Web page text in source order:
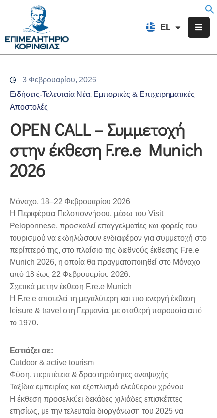
EL
FR
Επιμελητήριο
Υπηρεσίες
Προγράμματα
Δράσεις
Εκδηλώσεις
Επικοινωνία
3 Φεβρουαρίου, 2026
Ειδήσεις-Τελευταία Νέα Εμπορικές & Επιχειρηματικές
Αποστολές
OPEN CALL – Συμμετοχή
στην έκθεση F.re.e Munich
2026
Μόναχο, 18–22 Φεβρουαρίου 2026
Η Περιφέρεια Πελοποννήσου, μέσω του Visit
Peloponnese, προσκαλεί επαγγελματίες και φορείς του
τουρισμού να εκδηλώσουν ενδιαφέρον για συμμετοχή στο
περίπτερό της, στο πλαίσιο της διεθνούς έκθεσης F.re.e
Munich 2026, η οποία θα πραγματοποιηθεί στο Μόναχο
από 18 έως 22 Φεβρουαρίου 2026.
Σχετικά με την έκθεση F.re.e Munich
Η F.re.e αποτελεί τη μεγαλύτερη και πιο ενεργή έκθεση
leisure & travel στη Γερμανία, με σταθερή παρουσία από
το 1970.
Εστιάζει σε:
Outdoor & active tourism
Φύση, περιπέτεια & δραστηριότητες αναψυχής
Ταξίδια εμπειρίας και εξοπλισμό ελεύθερου χρόνου
Η έκθεση προσελκύει δεκάδες χιλιάδες επισκέπτες
ετησίως, με την τελευταία διοργάνωση του 2025 να